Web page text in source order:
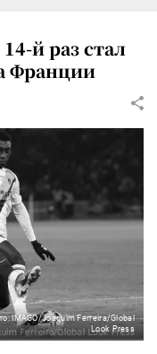
й раз стал
Франции
IMAGO/Joaquim Ferreira/Global
Look Press